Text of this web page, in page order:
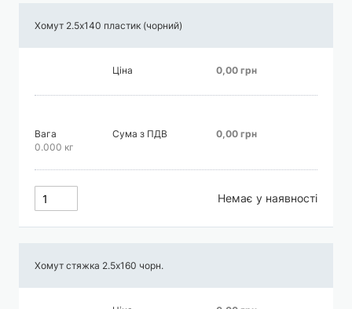
Хомут 2.5х140 пластик (чорний)
Ціна 0,00 грн
Вага
0.000 кг
Сума з ПДВ 0,00 грн
Немає у наявності
Хомут стяжка 2.5х160 чорн.